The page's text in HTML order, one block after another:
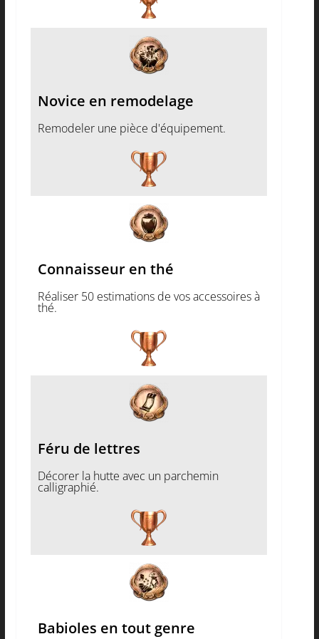
Novice en remodelage
Remodeler une pièce d'équipement.
Connaisseur en thé
Réaliser 50 estimations de vos accessoires à
thé.
Féru de lettres
Décorer la hutte avec un parchemin
calligraphié.
Babioles en tout genre